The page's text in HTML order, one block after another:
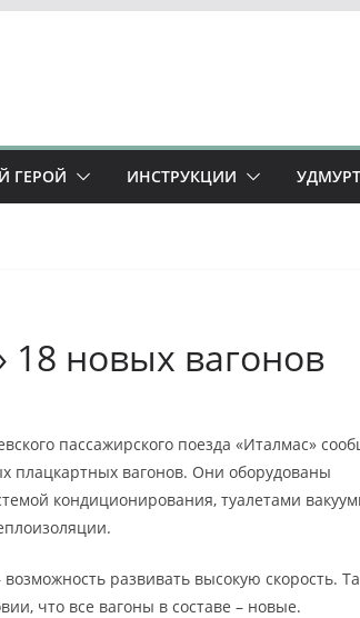
ГЕРОЙ ИНСТРУКЦИИ
18 новых вагонов
пассажирского поезда «Италмас»
плацкартных вагонов. Они оборудованы
кондиционирования, туалетами
развивать высокую скорость.
что все вагоны в составе – новые.